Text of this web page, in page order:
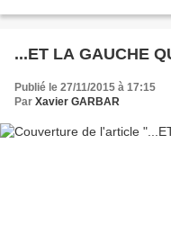
...ET LA GAUCHE
Publié le 27/11/2015 à 17:15
Par Xavier GARBAR